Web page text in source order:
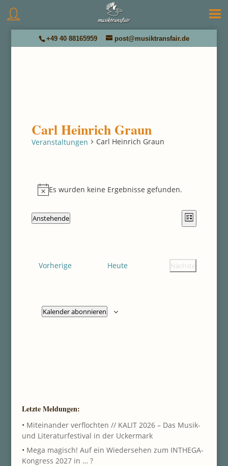
+49 40 88165959 post@musiktransfair.de
Carl Heinrich Graun
Veranstaltungen Carl Heinrich Graun
Veranstaltungen
Hinweis
Es wurden keine Ergebnisse gefunden.
Liste
Anstehende
Vorherige Veranstaltungen
Heute
Nächste
Kalender abonnieren
Letzte Meldungen:
• Miteinander verflochten // KALIT 2026 – Das Musik-
und Literaturfestival in der Uckermark
• Mega magisch! Auf ein Wiedersehen zum INTHEGA-
Kongress 2027 in … ?